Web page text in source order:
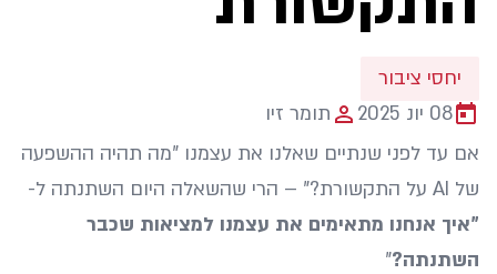
יחסי ציבור
08 יונ 2025
תומר זיו
אם עד לפני שנתיים שאלנו את עצמנו "מה תהיה ההשפעה
של AI על התקשורת?" – הרי שהשאלה היום השתנתה ל-
"איך אנחנו מתאימים את עצמנו למציאות שכבר
השתנתה?
"